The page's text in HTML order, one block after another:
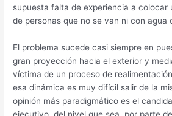
supuesta falta de experiencia a colocar
de personas que no se van ni con agua
El problema sucede casi siempre en
gran proyección hacia el exterior y
víctima de un proceso de
esa dinámica es muy difícil salir de la
opinión más paradigmático es el
ejecutivo, del nivel que sea, por parte